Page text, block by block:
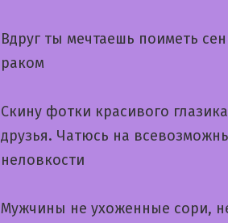
Вдруг ты мечтаешь поиметь
раком
Скину фотки красивого
друзья. Чатюсь на
неловкости
Мужчины не ухоженные сори,